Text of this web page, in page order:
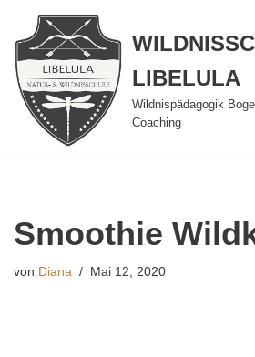
Zum
Inhalt
springen
LIBELULA
Wildnispädagogik
Coaching
Smoothie
von Diana Mai 12, 2020